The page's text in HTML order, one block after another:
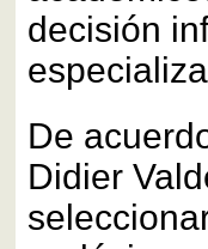
decisión
De
Didier